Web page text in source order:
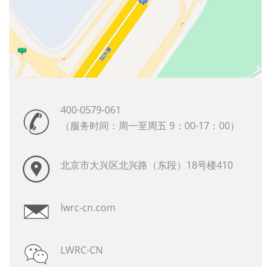
400-0579-061
（服务时间：周一至周五 9：00-17：00）
北京市大兴区北兴路（东段）18号楼410
lwrc-cn.com
LWRC-CN